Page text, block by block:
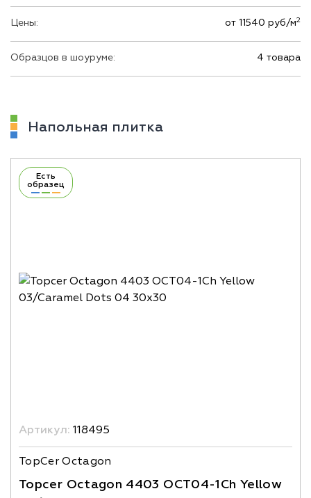
Цены: от 11540 руб/м2
Образцов в шоуруме: 4 товара
Напольная плитка
Есть
образец
Артикул: 118495
TopCer Octagon
Topcer Octagon 4403 OCT04-1Ch Yellow